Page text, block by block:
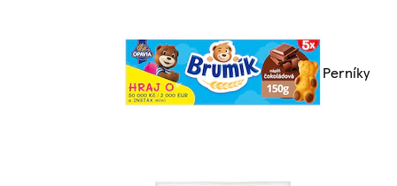
Perníky